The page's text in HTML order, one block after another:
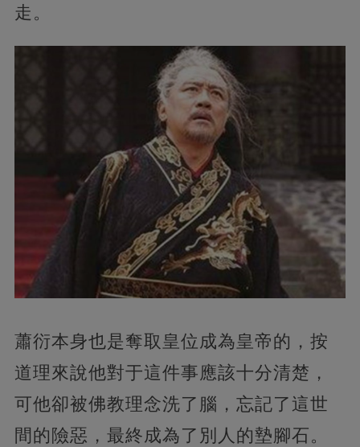
走。
蕭衍本身也是奪取皇位成為皇帝的，按
道理來說他對于這件事應該十分清楚，
可他卻被佛教理念洗了腦，忘記了這世
間的險惡，最終成為了別人的墊腳石。